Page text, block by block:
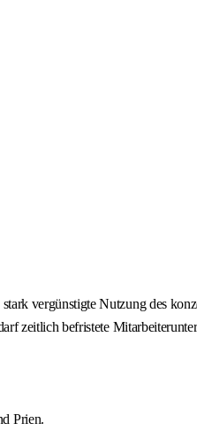
vergünstigte Nutzung des
zeitlich befristete
Prien.